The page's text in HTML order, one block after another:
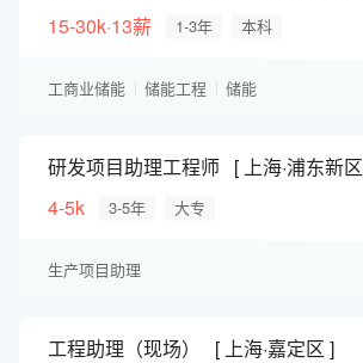
15-30k·13薪
1-3年 本科
工商业储能 储能工程 储能
研发项目助理工程师
上海·浦东新区
4-5k
3-5年 大专
生产项目助理
工程助理（现场）
上海·嘉定区